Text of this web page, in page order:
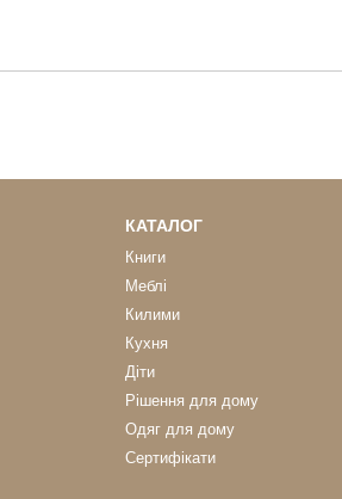
КАТАЛОГ
Книги
Меблі
Килими
Кухня
Діти
Рішення для дому
Одяг для дому
Сертифікати